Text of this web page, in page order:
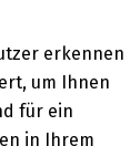
erkennen
um Ihnen
für ein
in Ihrem